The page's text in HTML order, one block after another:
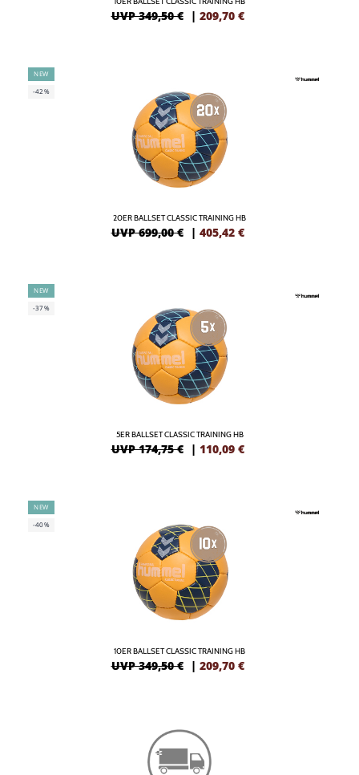
UVP 349,50 € | 209,70 €
NEW
-42%
20ER BALLSET CLASSIC TRAINING HB
UVP 699,00 € | 405,42 €
NEW
-37%
5ER BALLSET CLASSIC TRAINING HB
UVP 174,75 € | 110,09 €
NEW
-40%
10ER BALLSET CLASSIC TRAINING HB
UVP 349,50 € | 209,70 €